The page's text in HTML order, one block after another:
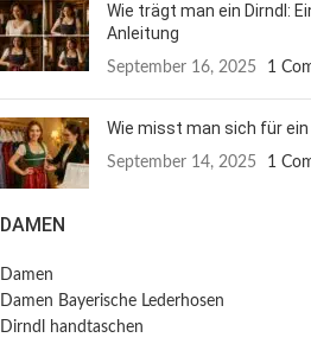
Wie trägt man ein Dirndl:
Anleitung
September 16, 2025 1
Wie misst man sich für ein
September 14, 2025 1
DAMEN
Damen
Damen Bayerische Lederhosen
Dirndl handtaschen